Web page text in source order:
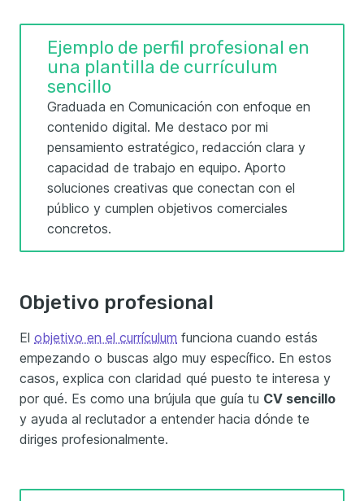
Ejemplo de perfil profesional en
una plantilla de currículum
sencillo
Graduada en Comunicación con enfoque en
contenido digital. Me destaco por mi
pensamiento estratégico, redacción clara y
capacidad de trabajo en equipo. Aporto
soluciones creativas que conectan con el
público y cumplen objetivos comerciales
concretos.
Objetivo profesional
El objetivo en el currículum funciona cuando estás
empezando o buscas algo muy específico. En estos
casos, explica con claridad qué puesto te interesa y
por qué. Es como una brújula que guía tu CV sencillo
y ayuda al reclutador a entender hacia dónde te
diriges profesionalmente.